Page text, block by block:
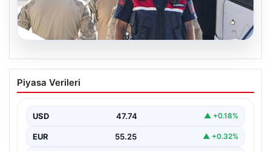
Menderes Belediye Başkanı İlkay Çiçek
ve 9 Kişi Tutuklandı
Çiçek’in de aralarında bulunduğu isimlere yönelik
yürütülen kapsamlı…
Piyasa Verileri
USD 47.74 ▲ +0.18%
EUR 55.25 ▲ +0.32%